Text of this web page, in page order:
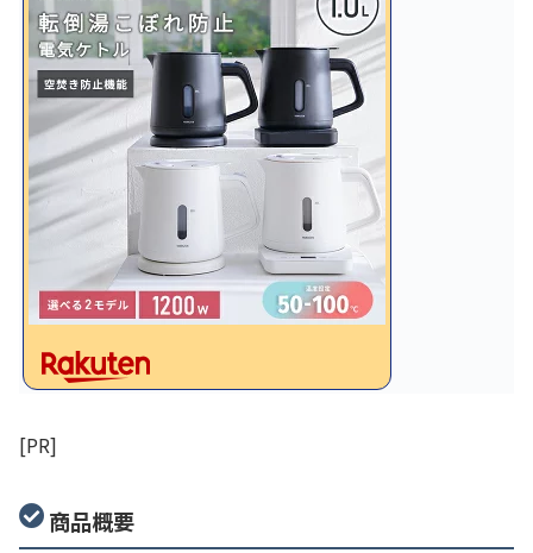
[PR]
商品概要